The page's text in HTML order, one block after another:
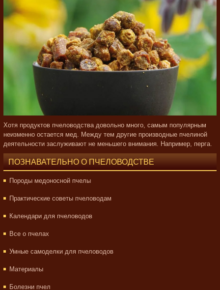
Хотя продуктов пчеловодства довольно много, самым популярным
неизменно остается мед. Между тем другие производные пчелиной
деятельности заслуживают не меньшего внимания. Например, перга.
ПОЗНАВАТЕЛЬНО О ПЧЕЛОВОДСТВЕ
Породы медоносной пчелы
Практические советы пчеловодам
Календари для пчеловодов
Все о пчелах
Умные самоделки для пчеловодов
Материалы
Болезни пчел